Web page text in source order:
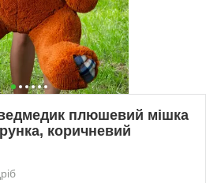
плюшевий мішка
коричневий